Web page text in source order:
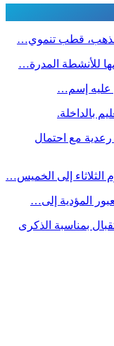
الذهب، قطب تنموي…
للأنشطة المدرة…
عليه إسم…
بالداخلة.
مع احتمال
إلى الخميس…
المؤدية إلى…
بمناسبة الذكرى